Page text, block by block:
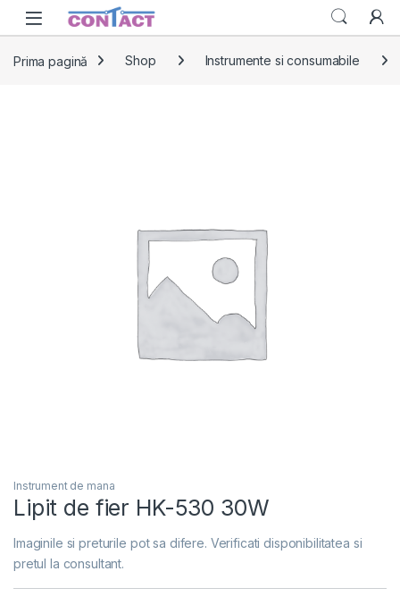
Skip to navigation
Skip to content
Prima pagină Shop Instrumente si consumabile
Instrument de mana
Lipit de fier HK-530 30W
Imaginile si preturile pot sa difere. Verificati disponibilitatea si
pretul la consultant.